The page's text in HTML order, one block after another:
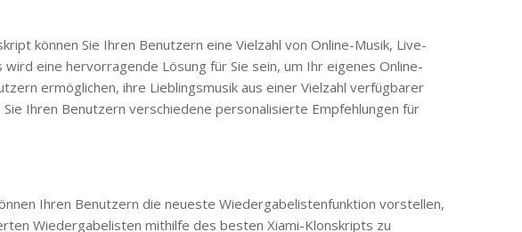
können Sie Ihren Benutzern eine Vielzahl von Online-Musik, Live-
eine hervorragende Lösung für Sie sein, um Ihr eigenes Online-
ermöglichen, ihre Lieblingsmusik aus einer Vielzahl verfügbarer
Ihren Benutzern verschiedene personalisierte Empfehlungen für
Ihren Benutzern die neueste Wiedergabelistenfunktion vorstellen,
Wiedergabelisten mithilfe des besten Xiami-Klonskripts zu